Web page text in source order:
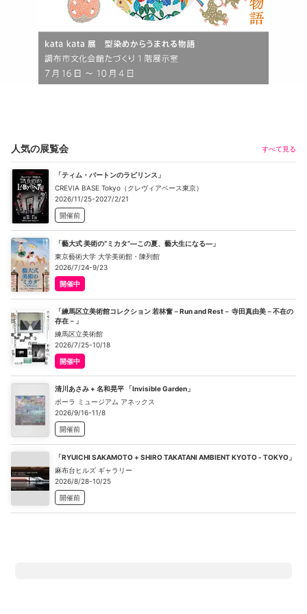
人気の展覧会 すべて見る
「ティム・バートンのラビリンス」
CREVIA BASE Tokyo（クレヴィアベース東京）
2026/11/25-2027/2/21
開催前
「藝大式 美術の“ミカタ”―この夏、藝大生になる―」
東京藝術大学 大学美術館・陳列館
2026/7/24-9/23
開催中
「練馬区立美術館コレクション 若林奮－Run and Rest－ 寺田真由美－不在の
存在－」
練馬区立美術館
2026/7/25-10/18
開催中
清川あさみ + 名和晃平 「Invisible Garden」
ポーラ ミュージアム アネックス
2026/9/16-11/8
開催前
「RYUICHI SAKAMOTO + SHIRO TAKATANI AMBIENT KYOTO - TOKYO」
麻布台ヒルズ ギャラリー
2026/8/28-10/25
開催前